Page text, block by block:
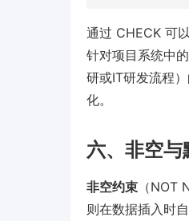
通过 CHECK 可
针对项目系统中
研或IT研发流程
化。
六、非空
非空约束 （NOT
则在数据插入时